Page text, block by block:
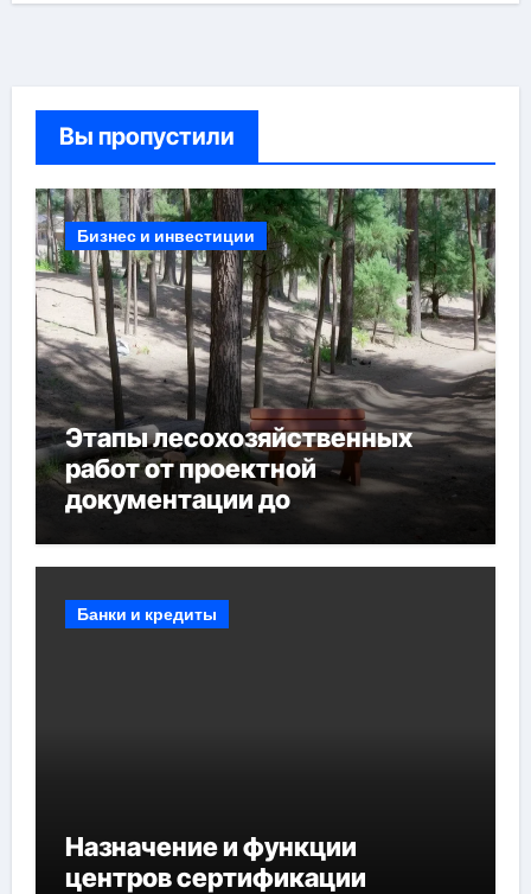
Вы пропустили
Бизнес и инвестиции
Этапы лесохозяйственных
работ от проектной
документации до
мероприятий и обустройства
Банки и кредиты
Назначение и функции
центров сертификации